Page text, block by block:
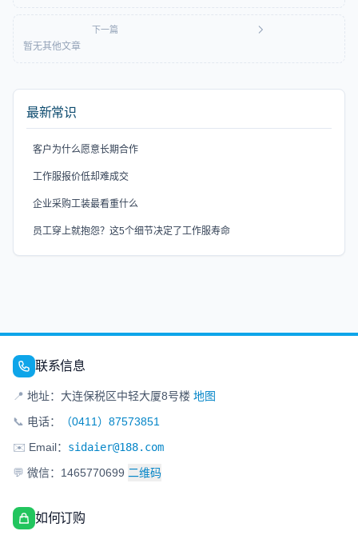
下一篇
暂无其他文章
最新常识
客户为什么愿意长期合作
工作服报价低却难成交
企业采购工装最看重什么
员工穿上就抱怨？这5个细节决定了工作服寿命
联系信息
📍 地址：大连保税区中轻大厦8号楼 地图
📞 电话：
（0411）87573851
✉️ Email： sidaier@188.com
💬 微信：1465770699 二维码
如何订购